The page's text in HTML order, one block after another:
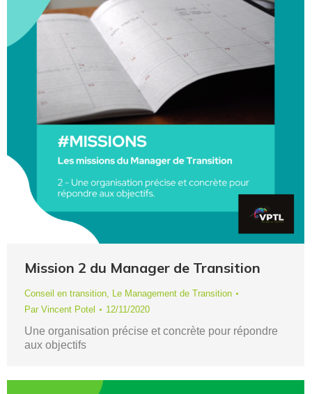
Mission 2 du Manager de Transition
Conseil en transition, Le Management de Transition
Par Vincent Potel 12/11/2020
Une organisation précise et concrète pour répondre
aux objectifs